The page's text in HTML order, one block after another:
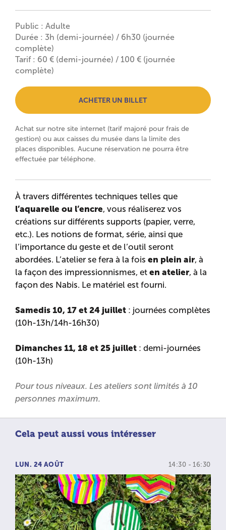
Public : Adulte
Durée : 3h (demi-journée) / 6h30 (journée
complète)
Tarif : 60 € (demi-journée) / 100 € (journée
complète)
ACHETER UN BILLET
Achat sur notre site internet (tarif majoré pour frais de
gestion) ou aux caisses du musée dans la limite des
places disponibles. Aucune réservation ne pourra être
effectuée par téléphone.
À travers différentes techniques telles que
l’aquarelle ou l’encre, vous réaliserez vos
créations sur différents supports (papier, verre,
etc.). Les notions de format, série, ainsi que
l’importance du geste et de l’outil seront
abordées. L’atelier se fera à la foisen plein air, à
la façon des impressionnismes, eten atelier, à la
façon des Nabis. Le matériel est fourni.
Samedis 10, 17 et 24 juillet : journées complètes
(10h-13h/14h-16h30)
Dimanches 11, 18 et 25 juillet : demi-journées
(10h-13h)
Pour tous niveaux. Les ateliers sont limités à 10
personnes maximum.
Cela peut aussi vous intéresser
LUN. 24 AOÛT 14:30 - 16:30